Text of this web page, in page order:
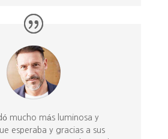
mucho más luminosa y
esperaba y gracias a sus